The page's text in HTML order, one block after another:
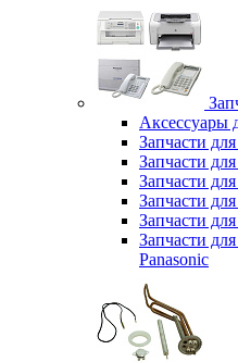
Аксессуары
Запчасти
Запчасти
Запчасти
Запчасти
Запчасти
Запчасти
Panasonic